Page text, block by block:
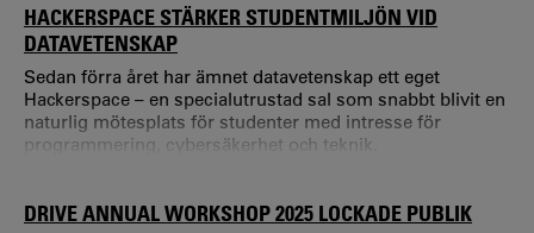
HACKERSPACE STÄRKER STUDENTMILJÖN VID
DATAVETENSKAP
Sedan förra året har ämnet datavetenskap ett eget
Hackerspace – en specialutrustad sal som snabbt blivit en
naturlig mötesplats för studenter med intresse för
programmering, cybersäkerhet och teknik.
DRIVE ANNUAL WORKSHOP 2025 LOCKADE PUBLIK